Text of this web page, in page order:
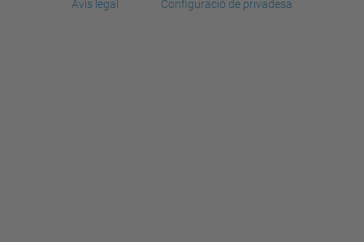
Avís legal
Configuració de privadesa